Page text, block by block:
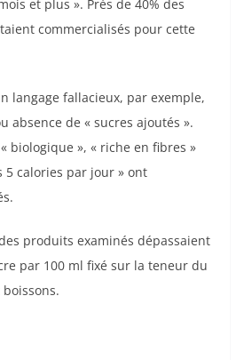
et plus ». Près de 40% des
commercialisés pour cette
langage fallacieux, par exemple,
absence de « sucres ajoutés ».
biologique », « riche en fibres »
5 calories par jour » ont
produits examinés dépassaient
par 100 ml fixé sur la teneur du